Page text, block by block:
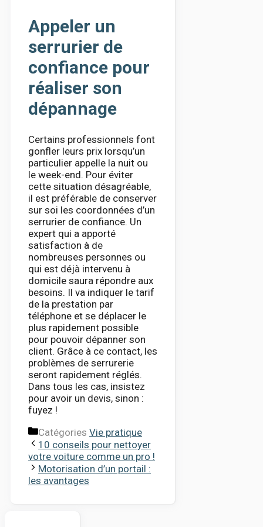
Appeler un
serrurier de
confiance pour
réaliser son
dépannage
Certains professionnels font
gonfler leurs prix lorsqu’un
particulier appelle la nuit ou
le week-end. Pour éviter
cette situation désagréable,
il est préférable de conserver
sur soi les coordonnées d’un
serrurier de confiance. Un
expert qui a apporté
satisfaction à de
nombreuses personnes ou
qui est déjà intervenu à
domicile saura répondre aux
besoins. Il va indiquer le tarif
de la prestation par
téléphone et se déplacer le
plus rapidement possible
pour pouvoir dépanner son
client. Grâce à ce contact, les
problèmes de serrurerie
seront rapidement réglés.
Dans tous les cas, insistez
pour avoir un devis, sinon :
fuyez !
Catégories Vie pratique
10 conseils pour nettoyer
votre voiture comme un pro !
Motorisation d’un portail :
les avantages